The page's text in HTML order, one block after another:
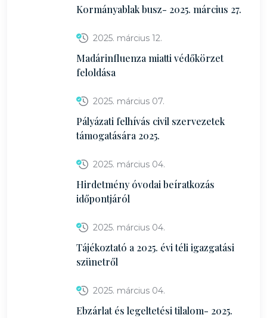
Kormányablak busz- 2025. március 27.
2025. március 12.
Madárinfluenza miatti védőkörzet
feloldása
2025. március 07.
Pályázati felhívás civil szervezetek
támogatására 2025.
2025. március 04.
Hirdetmény óvodai beíratkozás
időpontjáról
2025. március 04.
Tájékoztató a 2025. évi téli igazgatási
szünetről
2025. március 04.
Ebzárlat és legeltetési tilalom- 2025.